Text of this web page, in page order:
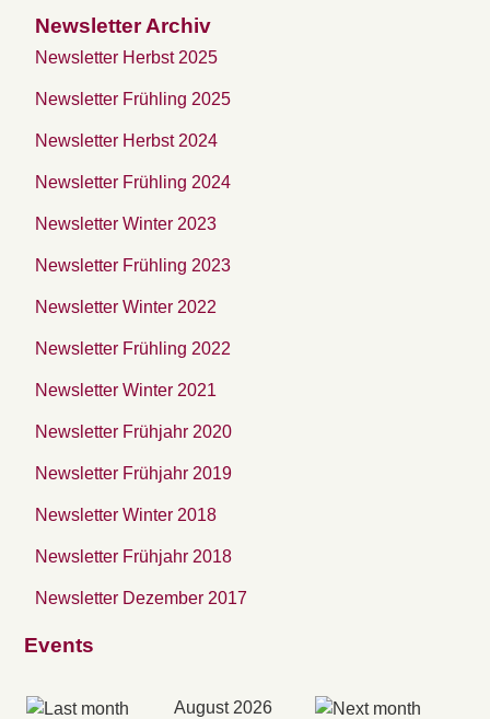
Newsletter Archiv
Newsletter Herbst 2025
Newsletter Frühling 2025
Newsletter Herbst 2024
Newsletter Frühling 2024
Newsletter Winter 2023
Newsletter Frühling 2023
Newsletter Winter 2022
Newsletter Frühling 2022
Newsletter Winter 2021
Newsletter Frühjahr 2020
Newsletter Frühjahr 2019
Newsletter Winter 2018
Newsletter Frühjahr 2018
Newsletter Dezember 2017
Events
August 2026